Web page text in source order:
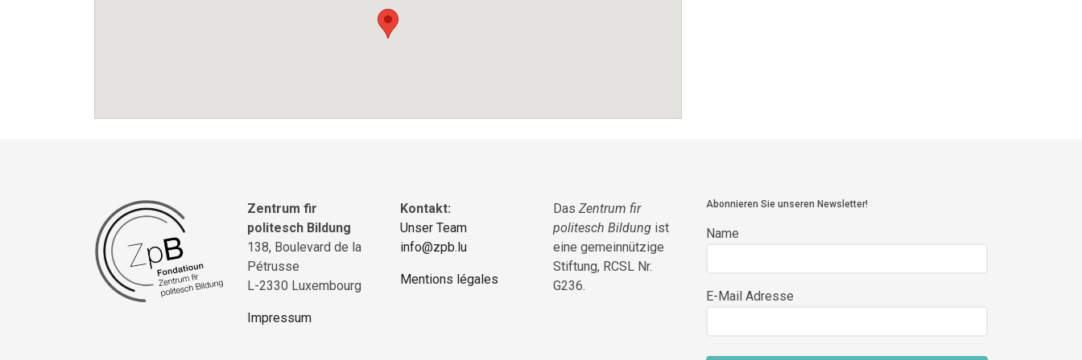
Zentrum fir
politesch Bildung
138, Boulevard de la
Pétrusse
L-2330 Luxembourg
Impressum
Kontakt:
Unser Team
info@zpb.lu
Mentions légales
Das Zentrum fir
politesch Bildung ist
eine gemeinnützige
Stiftung, RCSL Nr.
G236.
Abonnieren Sie unseren Newsletter!
Name
E-Mail Adresse